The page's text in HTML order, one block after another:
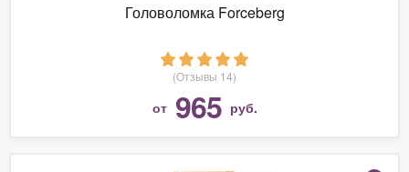
Головоломка Forceberg
(Отзывы 14)
от 965 руб.